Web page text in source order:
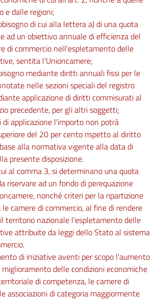
e dalle regioni;
di cui alla lettera a) di una quota
ad un obiettivo annuale di efficienza del
di commercio nell'espletamento delle
sentita l'Unioncamere;
mediante diritti annuali fissi per le
nelle sezioni speciali del registro
applicazione di diritti commisurati al
precedente, per gli altri soggetti;
di applicazione l'importo non potrà
del 20 per cento rispetto al diritto
alla normativa vigente alla data di
presente disposizione.
al comma 3, si determinano una quota
riservare ad un fondo di perequazione
nonché criteri per la ripartizione
camere di commercio, al fine di rendere
territorio nazionale l'espletamento delle
attribuite da leggi dello Stato al sistema
di iniziative aventi per scopo l'aumento
delle condizioni economiche
di competenza, le camere di
associazioni di categoria maggiormente